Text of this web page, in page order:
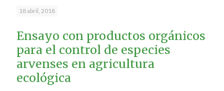
18 abril, 2018
Ensayo con productos orgánicos
para el control de especies
arvenses en agricultura
ecológica